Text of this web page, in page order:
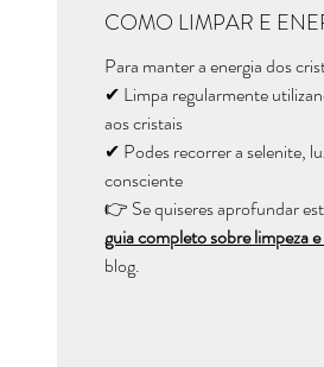
COMO LIMPAR E
Para manter a energia dos
✔ Limpa regularmente
aos cristais
✔ Podes recorrer a selenite,
consciente
👉 Se quiseres aprofundar
guia completo sobre limpeza
blog.